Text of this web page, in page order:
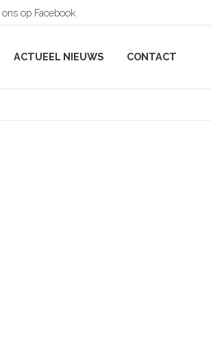
op Facebook
ACTUEEL NIEUWS CONTACT